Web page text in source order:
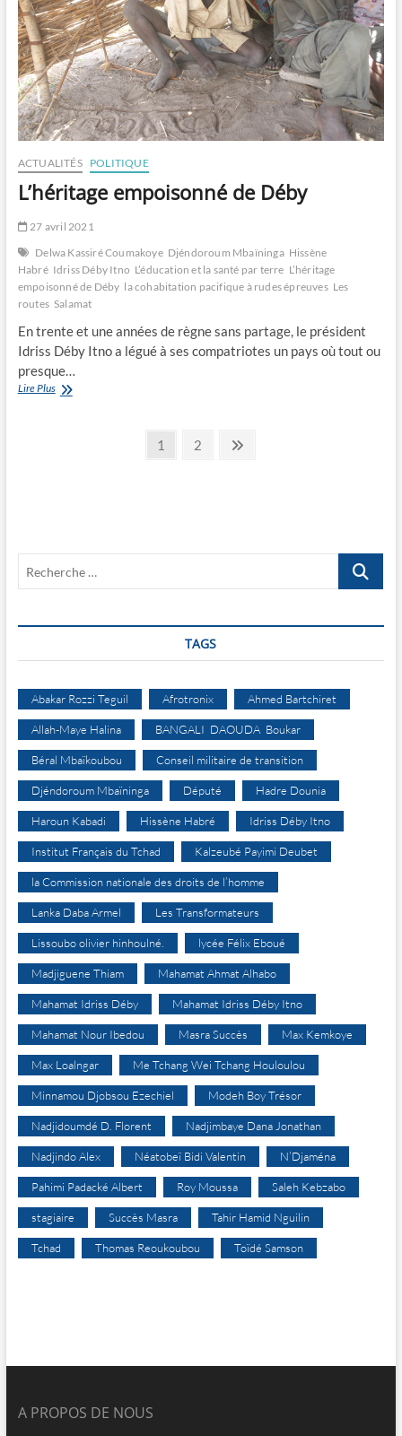
ACTUALITÉS POLITIQUE
L’héritage empoisonné de Déby
27 avril 2021
Delwa Kassiré Coumakoye Djéndoroum Mbaïninga Hissène
Habré Idriss Déby Itno L’éducation et la santé par terre L’héritage
empoisonné de Déby la cohabitation pacifique à rudes épreuves Les
routes Salamat
En trente et une années de règne sans partage, le président
Idriss Déby Itno a légué à ses compatriotes un pays où tout ou
presque…
Lire PlusL’héritage
Page
1 Page
2
Recherche
TAGS
Abakar Rozzi Teguil Afrotronix Ahmed Bartchiret
Allah-Maye Halina BANGALI DAOUDA Boukar
Béral Mbaïkoubou Conseil militaire de transition
Djéndoroum Mbaïninga Député Hadre Dounia
Haroun Kabadi Hissène Habré Idriss Déby Itno
Institut Français du Tchad Kalzeubé Payimi Deubet
la Commission nationale des droits de l’homme
Lanka Daba Armel Les Transformateurs
Lissoubo olivier hinhoulné. lycée Félix Eboué
Madjiguene Thiam Mahamat Ahmat Alhabo
Mahamat Idriss Déby Mahamat Idriss Déby Itno
Mahamat Nour Ibedou Masra Succès Max Kemkoye
Max Loalngar Me Tchang Wei Tchang Houloulou
Minnamou Djobsou Ezechiel Modeh Boy Trésor
Nadjidoumdé D. Florent Nadjimbaye Dana Jonathan
Nadjindo Alex Néatobeï Bidi Valentin N’Djaména
Pahimi Padacké Albert Roy Moussa Saleh Kebzabo
stagiaire Succès Masra Tahir Hamid Nguilin
Tchad Thomas Reoukoubou Toïdé Samson
A PROPOS DE NOUS